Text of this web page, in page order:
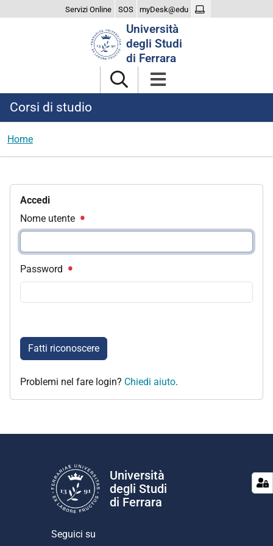
Servizi Online SOS myDesk@edu
Università
degli Studi
di Ferrara
Corsi di studio
Home
Accedi
Nome utente
Password
Fatti riconoscere
Problemi nel fare login? Chiedi aiuto.
Università
degli Studi
di Ferrara
Seguici su